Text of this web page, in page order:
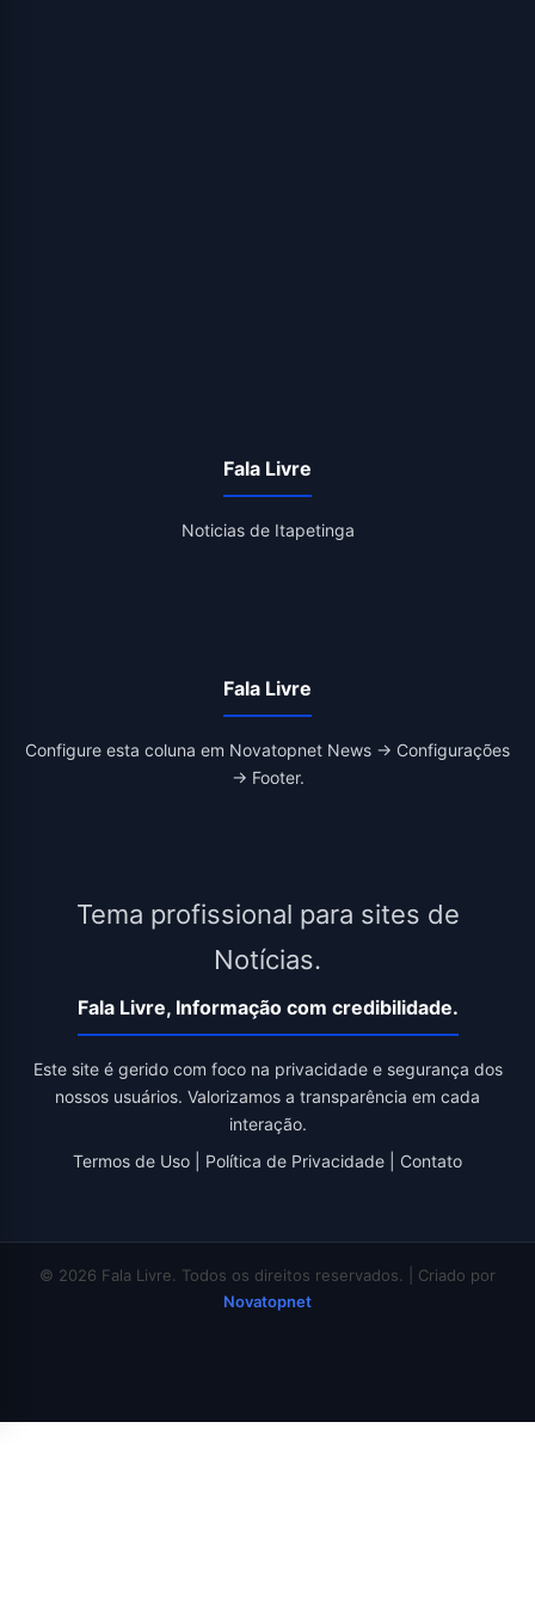
Fala Livre
Noticias de Itapetinga
Fala Livre
Configure esta coluna em Novatopnet News → Configurações
→ Footer.
Tema profissional para sites de
Notícias.
Fala Livre, Informação com credibilidade.
Este site é gerido com foco na privacidade e segurança dos
nossos usuários. Valorizamos a transparência em cada
interação.
Termos de Uso
Política de Privacidade Contato
© 2026 Fala Livre. Todos os direitos reservados. | Criado por
Novatopnet